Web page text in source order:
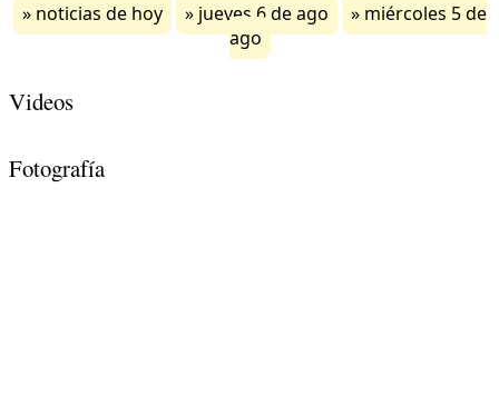
noticias de hoy jueves 6 de ago
miércoles 5 de
ago
Videos
Fotografía